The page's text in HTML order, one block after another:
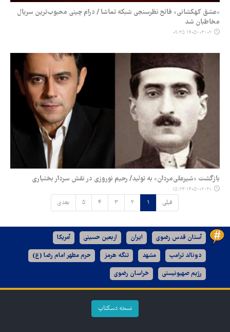
«عشق کهکشانی» فاتح نظرسنجی شبکه تماشا / درام چینی محبوب‌ترین سریال
مخاطبان شد
۱۴۰۵-۰۳-۰۲ ۰۹:۳۵
بازگشت «شیرعلی‌مردان» به تولید/ رحیم نوروزی در نقش سردار بختیاری
۱۴۰۵-۰۲-۳۰ ۱۵:۲۴
قبلی ۱ ۲ ۳ ۴ ۵ بعدی
آستان قدس رضوی ایران اربعین حسینی آمریکا
دونالد ترامپ مشهد تنگه هرمز حرم مطهر امام رضا (ع)
رژیم صهیونیستی خراسان رضوی
نسخه دسکتاپ